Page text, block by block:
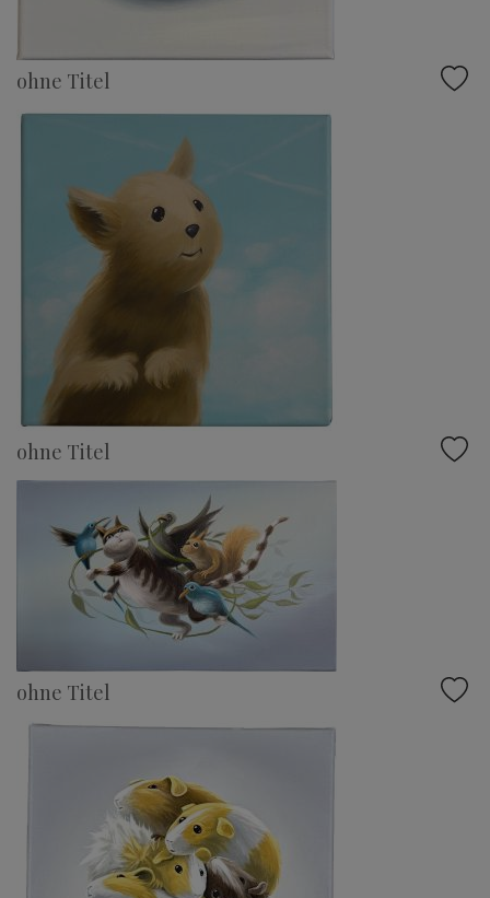
ohne Titel
ohne Titel
ohne Titel